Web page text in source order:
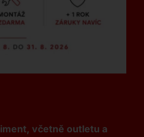
včetně outletu a